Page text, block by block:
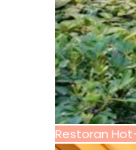
Restoran